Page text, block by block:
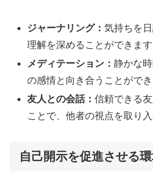
ジャーナリング：気持ちを
理解を深めることができます
メディテーション：静かな
の感情と向き合うことができ
友人との会話：信頼できる
ことで、他者の視点を取り
自己開示を促進させる